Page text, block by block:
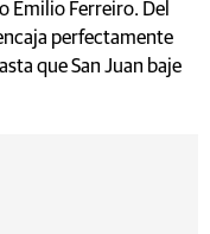
Emilio Ferreiro. Del
perfectamente
que San Juan baje